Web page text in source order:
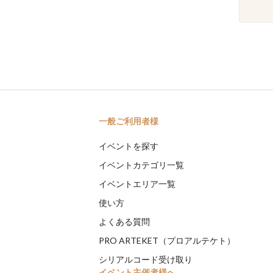
一般ご利用者様
イベントを探す
イベントカテゴリ一覧
イベントエリア一覧
使い方
よくある質問
PRO ARTEKET（プロアルテケト）
シリアルコード受け取り